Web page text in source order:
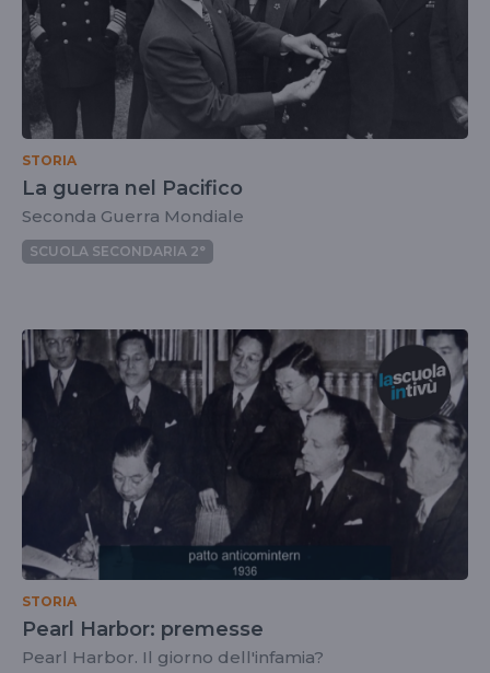
STORIA
La guerra nel Pacifico
Seconda Guerra Mondiale
SCUOLA SECONDARIA 2°
STORIA
Pearl Harbor: premesse
Pearl Harbor. Il giorno dell'infamia?